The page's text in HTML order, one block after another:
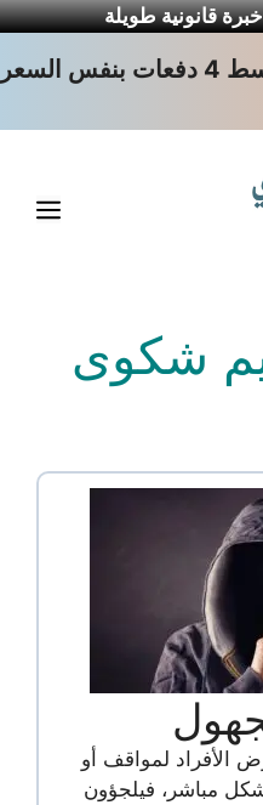
قانونية طويلة
بنفس السعر
شكوى
الأفراد لمواقف أو
مباشر، فيلجؤون